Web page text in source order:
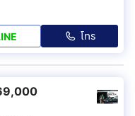
โทร